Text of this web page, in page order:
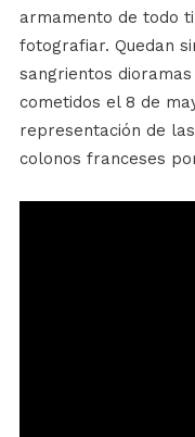
armamento de todo
fotografiar. Quedan
sangrientos
cometidos el 8 de
representación de
colonos franceses